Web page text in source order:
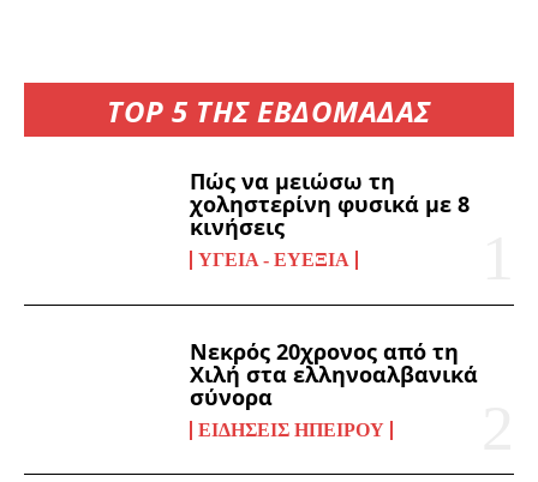
TOP 5 ΤΗΣ ΕΒΔΟΜΑΔΑΣ
Πώς να μειώσω τη
χοληστερίνη φυσικά με 8
κινήσεις
ΥΓΕΊΑ - ΕΥΕΞΊΑ
Νεκρός 20χρονος από τη
Χιλή στα ελληνοαλβανικά
σύνορα
ΕΙΔΉΣΕΙΣ ΗΠΕΊΡΟΥ